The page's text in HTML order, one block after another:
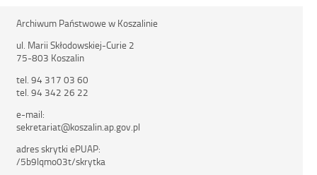
Archiwum Państwowe w Koszalinie
ul. Marii Skłodowskiej-Curie 2
75-803 Koszalin
tel. 94 317 03 60
tel. 94 342 26 22
e-mail:
sekretariat@koszalin.ap.gov.pl
adres skrytki ePUAP:
/5b9lqmo03t/skrytka